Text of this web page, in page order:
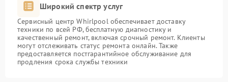
Широкий спектр услуг
Сервисный центр Whirlpool обеспечивает доставку
техники по всей РФ, бесплатную диагностику и
качественный ремонт, включая срочный ремонт. Клиенты
могут отслеживать статус ремонта онлайн. Также
предоставляется постгарантийное обслуживание для
продления срока службы техники